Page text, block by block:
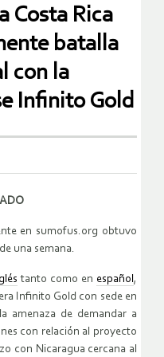
Costa Rica
batalla
con la
Infinito Gold
en sumofus.org obtuvo
una semana.
tanto como en español,
Infinito Gold con sede en
amenaza de demandar a
con relación al proyecto
con Nicaragua cercana al